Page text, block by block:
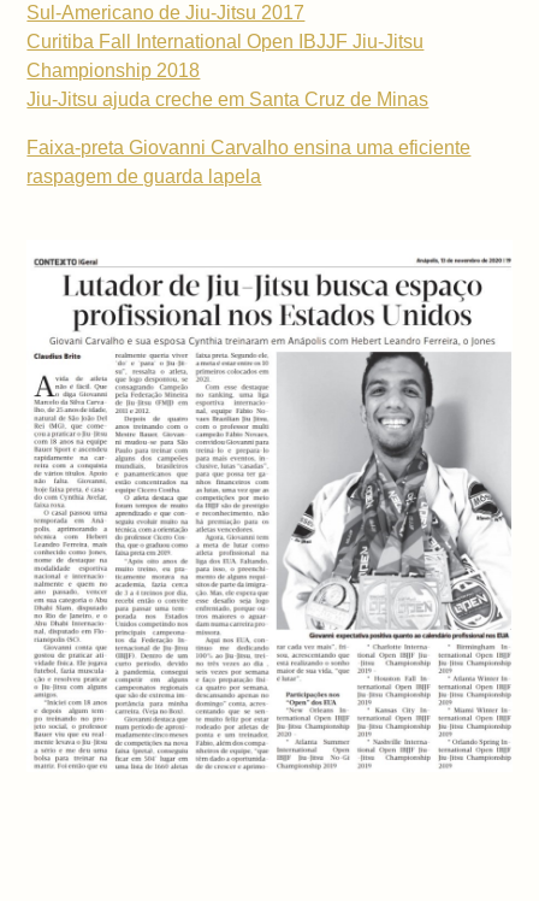
Sul-Americano de Jiu-Jitsu 2017
Curitiba Fall International Open IBJJF Jiu-Jitsu
Championship 2018
Jiu-Jitsu ajuda creche em Santa Cruz de Minas
Faixa-preta Giovanni Carvalho ensina uma eficiente
raspagem de guarda lapela